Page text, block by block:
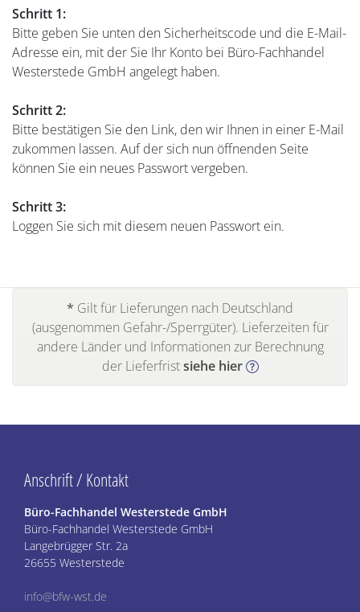
Schritt 1:
Bitte geben Sie unten den Sicherheitscode und die E-Mail-
Adresse ein, mit der Sie Ihr Konto bei Büro-Fachhandel
Westerstede GmbH angelegt haben.
Schritt 2:
Bitte bestätigen Sie den Link, den wir Ihnen in einer E-Mail
zukommen lassen. Auf der sich nun öffnenden Seite
können Sie ein neues Passwort vergeben.
Schritt 3:
Loggen Sie sich mit diesem neuen Passwort ein.
* Gilt für Lieferungen nach Deutschland
(ausgenommen Gefahr-/Sperrgüter). Lieferzeiten für
andere Länder und Informationen zur Berechnung
der Lieferfristsiehe hier
Anschrift / Kontakt
Büro-Fachhandel Westerstede GmbH
Büro-Fachhandel Westerstede GmbH
Langebrügger Str. 2a
26655 Westerstede
info@bfw-wst.de